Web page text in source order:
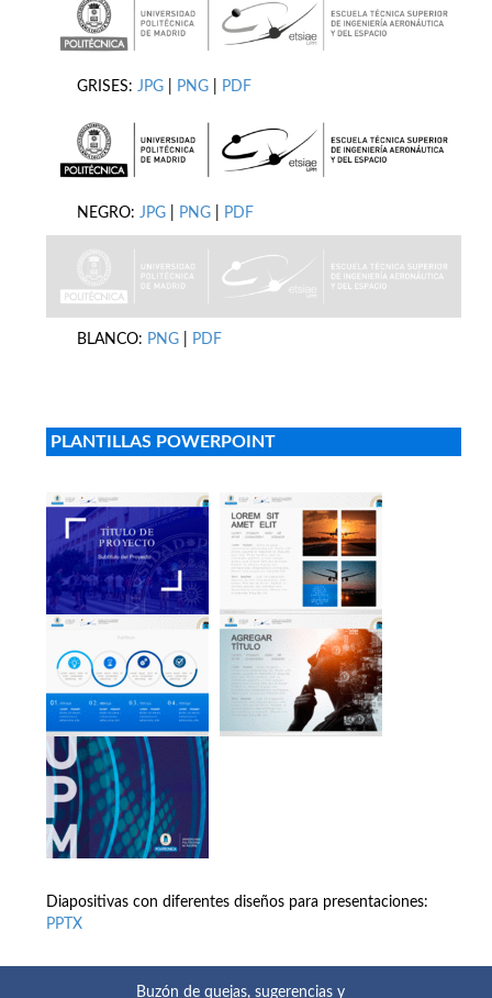
GRISES: JPG PNG PDF
NEGRO: JPG PNG PDF
BLANCO: PNG PDF
PLANTILLAS POWERPOINT
Diapositivas con diferentes diseños para presentaciones:
PPTX
Buzón de quejas, sugerencias y